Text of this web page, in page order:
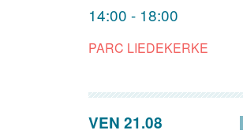
14:00 - 18:00
PARC LIEDEKERKE
VEN 21.08